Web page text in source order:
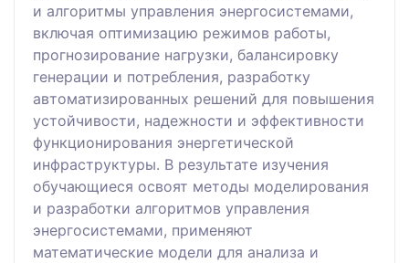
и алгоритмы управления энергосистемами,
включая оптимизацию режимов работы,
прогнозирование нагрузки, балансировку
генерации и потребления, разработку
автоматизированных решений для повышения
устойчивости, надежности и эффективности
функционирования энергетической
инфраструктуры. В результате изучения
обучающиеся освоят методы моделирования
и разработки алгоритмов управления
энергосистемами, применяют
математические модели для анализа и